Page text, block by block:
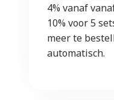
4% vanaf
10% voor 5
meer te
automatisch.